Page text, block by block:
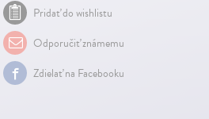
Pridať do wishlistu
Odporučiť známemu
Zdielať na Facebooku